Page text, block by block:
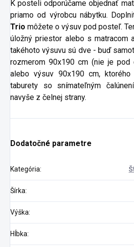
K posteli odporúčame objednať
priamo od výrobcu nábytku.
Trio môžete o výsuv pod posteľ.
úložný priestor alebo s matracom
takéhoto výsuvu sú dve - buď
rozmerom 90x190 cm (nie je pod
alebo výsuv 90x190 cm,
taburety so snímateľným
navyše z čelnej strany.
Dodatočné parametre
Kategória:
Šírka:
Výška:
Hĺbka: